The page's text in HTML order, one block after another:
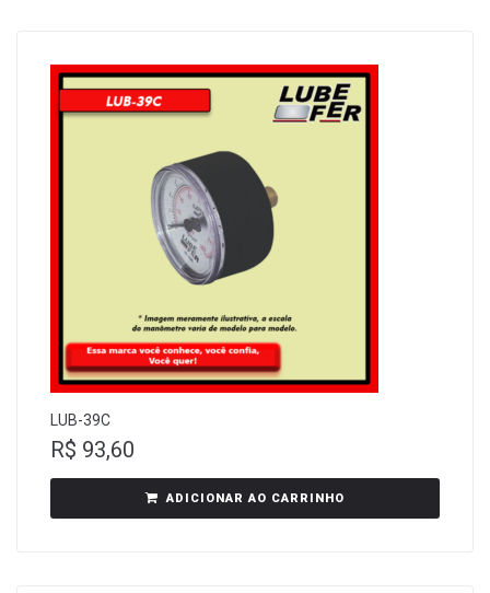
LUB-39C
R$ 93,60
ADICIONAR AO CARRINHO